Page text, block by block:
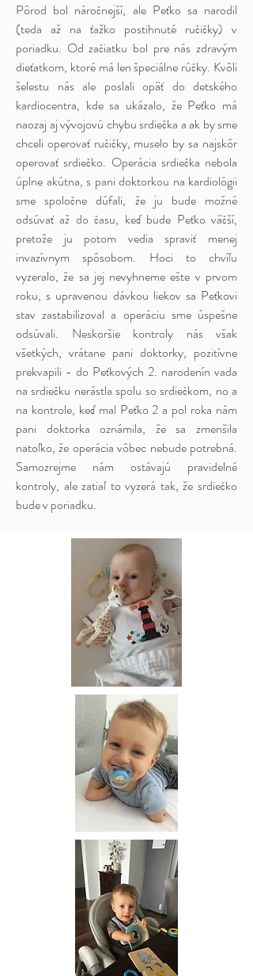
Pôrod bol náročnejší, ale Peťko sa narodil
(teda až na ťažko postihnuté ručičky) v
poriadku. Od začiatku bol pre nás zdravým
dieťatkom, ktoré má len špeciálne rúčky. Kvôli
šelestu nás ale poslali opäť do detského
kardiocentra, kde sa ukázalo, že Peťko má
naozaj aj vývojovú chybu srdiečka a ak by sme
chceli operovať ručičky, muselo by sa najskôr
operovať srdiečko. Operácia srdiečka nebola
úplne akútna, s pani doktorkou na kardiológii
sme spoločne dúfali, že ju bude možné
odsúvať až do času, keď bude Peťko väčší,
pretože ju potom vedia spraviť menej
invazívnym spôsobom. Hoci to chvíľu
vyzeralo, že sa jej nevyhneme ešte v prvom
roku, s upravenou dávkou liekov sa Peťkovi
stav zastabilizoval a operáciu sme úspešne
odsúvali. Neskoršie kontroly nás však
všetkých, vrátane pani doktorky, pozitívne
prekvapili - do Peťkových 2. narodenín vada
na srdiečku nerástla spolu so srdiečkom, no a
na kontrole, keď mal Peťko 2 a pol roka nám
pani doktorka oznámila, že sa zmenšila
natoľko, že operácia vôbec nebude potrebná.
Samozrejme nám ostávajú pravidelné
kontroly, ale zatiaľ to vyzerá tak, že srdiečko
bude v poriadku.